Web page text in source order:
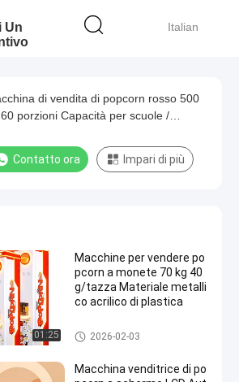
Italian
Un
di vendita di popcorn rosso 500
porzioni Capacità per scuole /
Contatto ora Impari di più
01:25
Macchine per vendere po
pcorn a monete 70 kg 40
g/tazza Materiale metalli
co acrilico di plastica
Macchine automatiche per la v
endita di popcorn
2026-02-03
Macchina venditrice di po